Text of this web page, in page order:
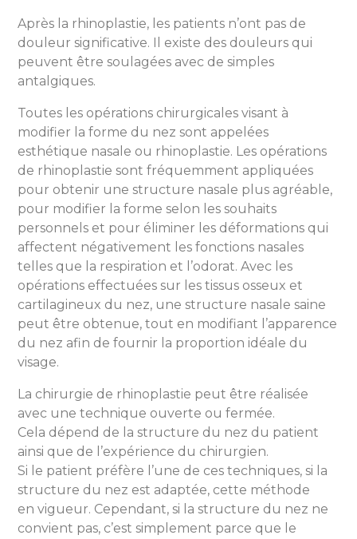
Après la rhinoplastie, les patients n’ont pas de
douleur significative. Il existe des douleurs qui
peuvent être soulagées avec de simples
antalgiques.
Toutes les opérations chirurgicales visant à
modifier la forme du nez sont appelées
esthétique nasale ou rhinoplastie. Les opérations
de rhinoplastie sont fréquemment appliquées
pour obtenir une structure nasale plus agréable,
pour modifier la forme selon les souhaits
personnels et pour éliminer les déformations qui
affectent négativement les fonctions nasales
telles que la respiration et l’odorat. Avec les
opérations effectuées sur les tissus osseux et
cartilagineux du nez, une structure nasale saine
peut être obtenue, tout en modifiant l’apparence
du nez afin de fournir la proportion idéale du
visage.
La chirurgie de rhinoplastie peut être réalisée
avec une technique ouverte ou fermée.
Cela dépend de la structure du nez du patient
ainsi que de l’expérience du chirurgien.
Si le patient préfère l’une de ces techniques, si la
structure du nez est adaptée, cette méthode
en vigueur. Cependant, si la structure du nez ne
convient pas, c’est simplement parce que le